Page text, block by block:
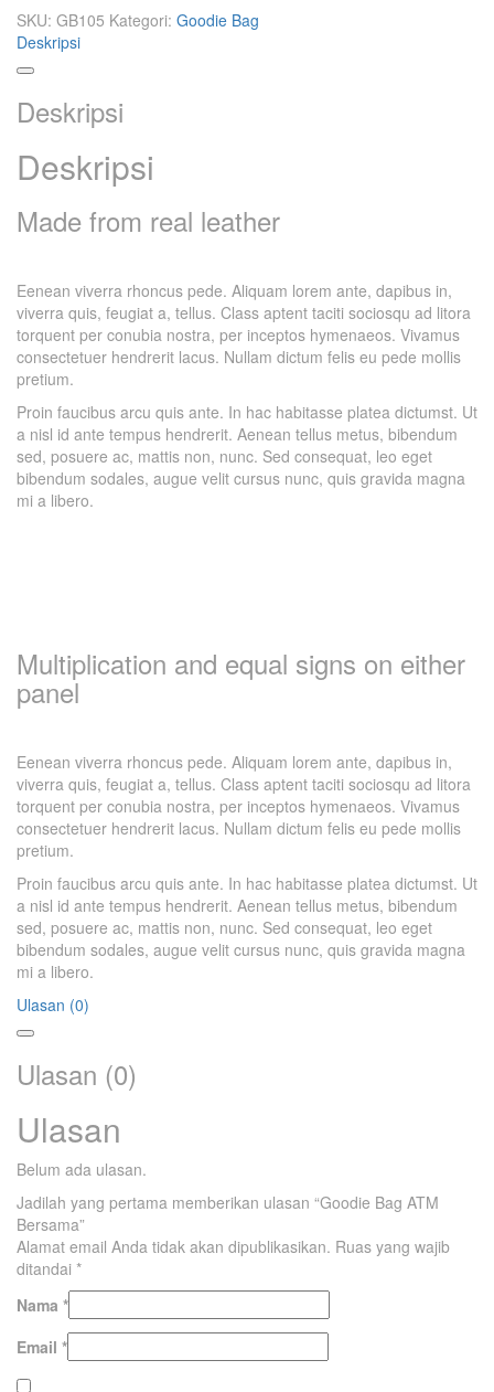
SKU: GB105 Kategori: Goodie Bag
Deskripsi
Deskripsi
Deskripsi
Made from real leather
Eenean viverra rhoncus pede. Aliquam lorem ante, dapibus in,
viverra quis, feugiat a, tellus. Class aptent taciti sociosqu ad litora
torquent per conubia nostra, per inceptos hymenaeos. Vivamus
consectetuer hendrerit lacus. Nullam dictum felis eu pede mollis
pretium.
Proin faucibus arcu quis ante. In hac habitasse platea dictumst. Ut
a nisl id ante tempus hendrerit. Aenean tellus metus, bibendum
sed, posuere ac, mattis non, nunc. Sed consequat, leo eget
bibendum sodales, augue velit cursus nunc, quis gravida magna
mi a libero.
Multiplication and equal signs on either
panel
Eenean viverra rhoncus pede. Aliquam lorem ante, dapibus in,
viverra quis, feugiat a, tellus. Class aptent taciti sociosqu ad litora
torquent per conubia nostra, per inceptos hymenaeos. Vivamus
consectetuer hendrerit lacus. Nullam dictum felis eu pede mollis
pretium.
Proin faucibus arcu quis ante. In hac habitasse platea dictumst. Ut
a nisl id ante tempus hendrerit. Aenean tellus metus, bibendum
sed, posuere ac, mattis non, nunc. Sed consequat, leo eget
bibendum sodales, augue velit cursus nunc, quis gravida magna
mi a libero.
Ulasan (0)
Ulasan (0)
Ulasan
Belum ada ulasan.
Jadilah yang pertama memberikan ulasan “Goodie Bag ATM
Bersama”
Alamat email Anda tidak akan dipublikasikan. Ruas yang wajib
ditandai *
Nama *
Email *